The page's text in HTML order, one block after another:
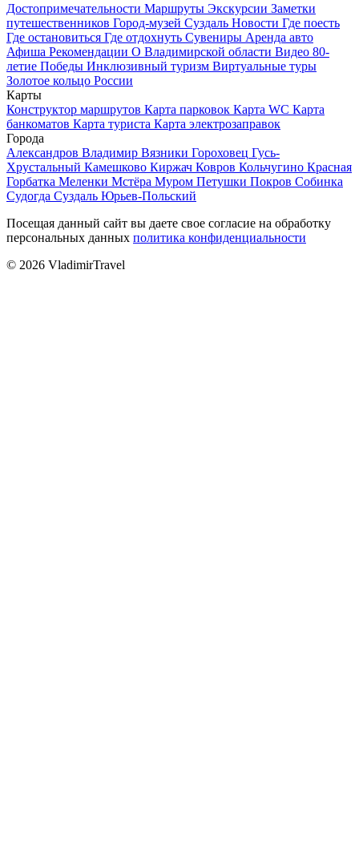
Достопримечательности Маршруты Экскурсии Заметки
путешественников Город-музей Суздаль Новости Где поесть
Где остановиться Где отдохнуть Сувениры Аренда авто
Афиша Рекомендации О Владимирской области Видео 80-
летие Победы Инклюзивный туризм Виртуальные туры
Золотое кольцо России
Карты
Конструктор маршрутов Карта парковок Карта WC Карта
банкоматов Карта туриста Карта электрозаправок
Города
Александров Владимир Вязники Гороховец Гусь-
Хрустальный Камешково Киржач Ковров Кольчугино Красная
Горбатка Меленки Мстёра Муром Петушки Покров Собинка
Судогда Суздаль Юрьев-Польский
Посещая данный сайт вы даете свое согласие на обработку
персональных данных политика конфиденциальности
© 2026 VladimirTravel